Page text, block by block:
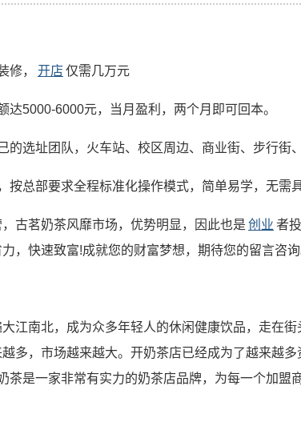
修， 开店仅需几万元
达5000-6000元，当月盈利，两个月即可回本。
的选址团队，火车站、校区周边、商业街、步行街
按总部要求全程标准化操作模式，简单易学，无需
古茗奶茶风靡市场，优势明显，因此也是 创业 者
，快速致富!成就您的财富梦想，期待您的留言咨询
江南北，成为众多年轻人的休闲健康饮品，走在
多，市场越来越大。开奶茶店已经成为了越来越
茶是一家非常有实力的奶茶店品牌，为每一个加盟